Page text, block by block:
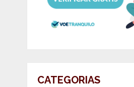
CATEGORIAS